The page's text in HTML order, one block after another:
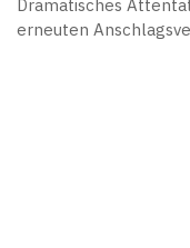
Dramatisches
erneuten